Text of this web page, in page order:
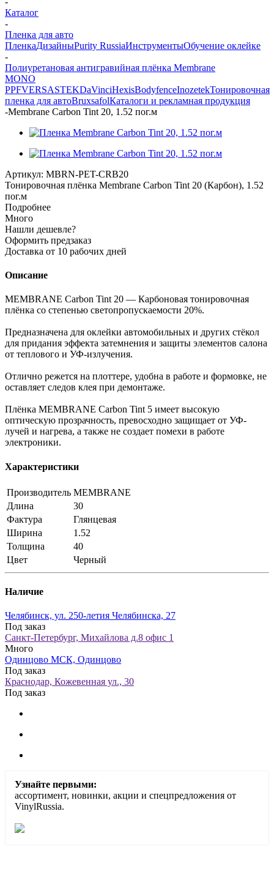
Каталог
-
Пленка для авто
ПленкаДизайныPurity RussiaИнструментыОбучение оклейке
-
Полиуретановая антигравийная плёнка Membrane
MONO
PPFVERSASTEKDaVinciHexisBodyfenceInozetekТонировочная
пленка для автоBruxsafolКаталоги и рекламная продукция
-Membrane Carbon Tint 20, 1.52 пог.м
Артикул: MBRN-PET-CRB20
Тонировочная плёнка Membrane Carbon Tint 20 (Карбон), 1.52
пог.м
Подробнее
Много
Нашли дешевле?
Оформить предзаказ
Доставка от 10 рабочих дней
Описание
MEMBRANE Carbon Tint 20 — Карбоновая тонировочная
плёнка со степенью светопропускаемости 20%.
Предназначена для оклейки автомобильных и других стёкол
для придания эффекта затемнения и защиты элементов салона
от теплового и УФ-излучения.
Отлично режется на плоттере, удобна в работе и формовке, не
оставляет следов клея при демонтаже.
Плёнка MEMBRANE Carbon Tint 5 имеет высокую
оптическую прозрачность, превосходно защищает от УФ-
лучей и нагрева, а также не создает помехи в работе
электроники.
Характеристики
Производитель MEMBRANE
Длина
30
Фактура
Глянцевая
Ширина
1.52
Толщина
40
Цвет
Черный
Наличие
Челябинск, ул. 250-летия Челябинска, 27
Под заказ
Санкт-Петербург, Михайлова д.8 офис 1
Много
Одинцово МСК, Одинцово
Под заказ
Краснодар, Кожевенная ул., 30
Под заказ
Узнайте первыми:
ассортимент, новинки, акции и спецпредложения от
VinylRussia.